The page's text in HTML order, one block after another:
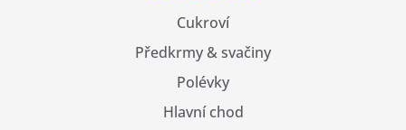
Cukroví
Předkrmy & svačiny
Polévky
Hlavní chod